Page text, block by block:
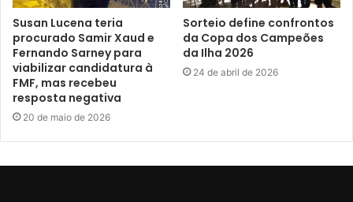
Susan Lucena teria
procurado Samir Xaud e
Fernando Sarney para
viabilizar candidatura à
FMF, mas recebeu
resposta negativa
20 de maio de 2026
Sorteio define confrontos
da Copa dos Campeões
da Ilha 2026
24 de abril de 2026